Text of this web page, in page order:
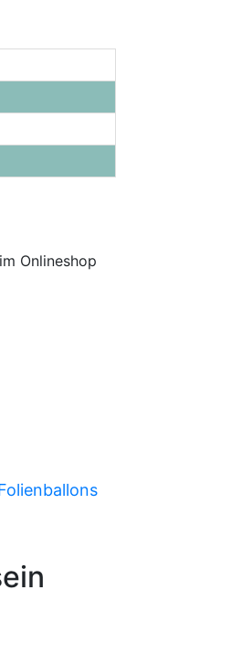
Onlineshop